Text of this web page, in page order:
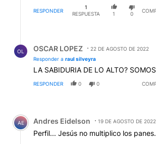
RESPONDER
1
RESPUESTA
1 0
OL OSCAR LOPEZ
22 DE AGOSTO DE 2022
Responder a raul silveyra
LA SABIDURIA DE LO ALTO?
RESPONDER 0 0
Comentario de Andres Eidelson.
AE Andres Eidelson 19 DE AGOSTO DE 2022
Perfil... Jesús no multiplico los panes.